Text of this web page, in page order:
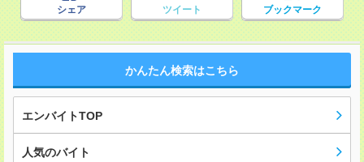
シェア ツイート ブックマーク
かんたん検索はこちら
エンバイトTOP
人気のバイト